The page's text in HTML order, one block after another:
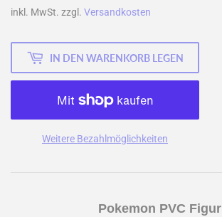
inkl. MwSt. zzgl. Versandkosten
IN DEN WARENKORB LEGEN
Weitere Bezahlmöglichkeiten
Pokemon PVC Figur